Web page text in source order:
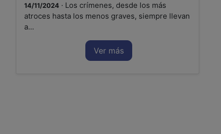
14/11/2024 · Los crímenes, desde los más
atroces hasta los menos graves, siempre llevan
a...
Ver más